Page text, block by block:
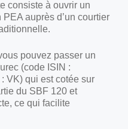
consiste à ouvrir un
PEA auprès d’un courtier
pouvez passer un
(code ISIN :
VK) qui est cotée sur
du SBF 120 et
ce qui facilite